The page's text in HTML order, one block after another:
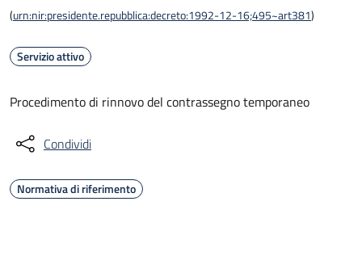
(urn:nir:presidente.repubblica:decreto:1992-12-16;495~art381)
Servizio attivo
Procedimento di rinnovo del contrassegno temporaneo
Condividi
Normativa di riferimento